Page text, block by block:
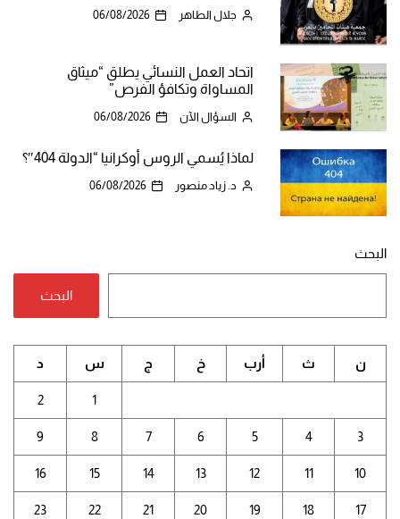
جلال الطاهر 06/08/2026
اتحاد العمل النسائي يطلق “ميثاق
المساواة وتكافؤ الفرص”
السؤال الآن 06/08/2026
لماذا يُسمي الروس أوكرانيا “الدولة 404″؟
د. زياد منصور 06/08/2026
البحث
البحث
ن ث أرب خ ج س د
1
2
3
4
5
6
7
8
9
10
11
12
13
14
15
16
17
18
19
20
21
22
23